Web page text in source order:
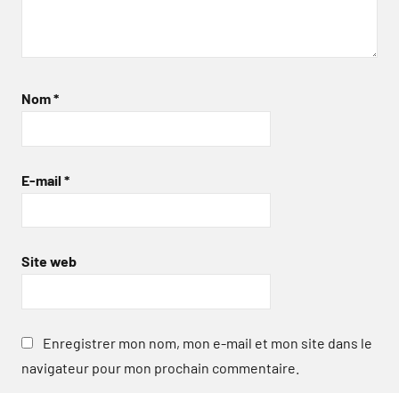
Nom*
E-mail *
Site web
Enregistrer mon nom, mon e-mail et mon site dans le
navigateur pour mon prochain commentaire.